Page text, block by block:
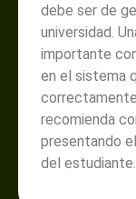
debe ser de
universidad.
importante
en el sistema
recomienda
presentando
del estudiante.